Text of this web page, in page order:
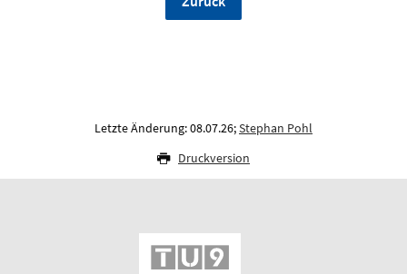
Letzte Änderung: 08.07.26;Stephan Pohl
Druckversion